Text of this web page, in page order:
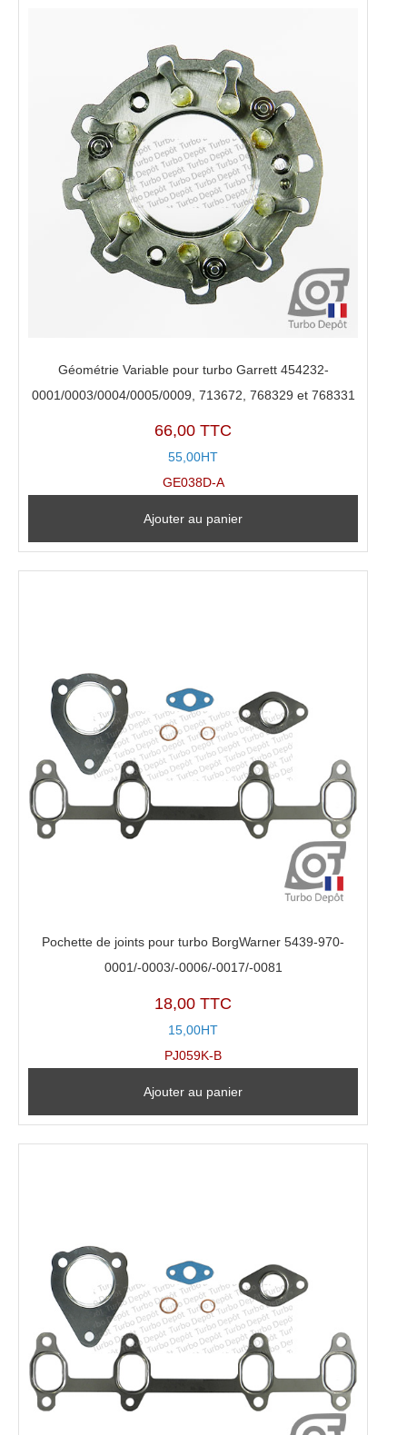
Géométrie Variable pour turbo Garrett 454232-
0001/0003/0004/0005/0009, 713672, 768329 et 768331
66,00 TTC
55,00HT
GE038D-A
Ajouter au panier
Pochette de joints pour turbo BorgWarner 5439-970-
0001/-0003/-0006/-0017/-0081
18,00 TTC
15,00HT
PJ059K-B
Ajouter au panier